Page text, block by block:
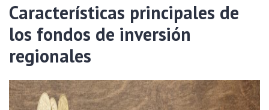
Características principales de
los fondos de inversión
regionales